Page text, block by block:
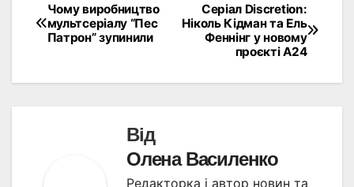
Навігація
записів
Серіал Discretion:
Ніколь Кідман та Ель
Феннінг у новому
проєкті A24
Чому виробництво
мультсеріалу “Пес
Патрон” зупинили
Від
Олена Василенко
Редакторка і автор новин та